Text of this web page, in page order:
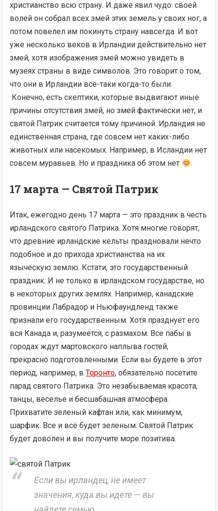
христианство всю страну. И даже явил чудо: своей
волей он собрал всех змей этих земель у своих ног, а
потом повелел им покинуть страну навсегда. И вот
уже несколько веков в Ирландии действительно нет
змей, хотя изображения змей можно увидеть в
музеях страны в виде символов. Это говорит о том,
что они в Ирландии всё-таки когда-то были.
Конечно, есть скептики, которые выдвигают иные
причины отсутствия змей, но змей фактически нет, и
святой Патрик считается тому причиной. Ирландия не
единственная страна, где совсем нет каких-либо
животных или насекомых. Например, в Исландии нет
совсем муравьев. Но и праздника об этом нет
.
17 марта — Святой Патрик
Итак, ежегодно день 17 марта — это праздник в честь
ирландского святого Патрика. Хотя многие говорят,
что древние ирландские кельты праздновали нечто
подобное и до прихода христианства на их
языческую землю. Кстати, это государственный
праздник. И не только в ирландском государстве, но
в некоторых других землях. Например, канадские
провинции Лабрадор и Ньюфаундленд также
признали его государственным. Хотя празднует его
вся Канада и, разумеется, с размахом. Все пабы в
городах ждут мартовского наплыва гостей,
прекрасно подготовленными. Если вы будете в этот
период, например, вТоронто, обязательно посетите
парад святого Патрика. Это незабываемая красота,
танцы, веселье и бесшабашная атмосфера.
Прихватите зеленый кафтан или, как минимум,
шарфик. Все и всё будет зеленым. Святой Патрик
будет доволен и вы получите море позитива.
Если вы ирландец, не имеет
значения, куда вы идете — вы